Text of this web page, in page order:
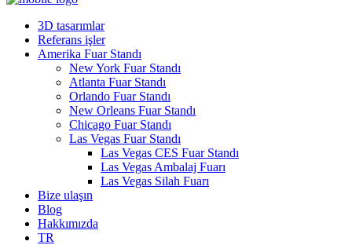
3D tasarımlar
Referans işler
Amerika Fuar Standı
New York Fuar Standı
Atlanta Fuar Standı
Orlando Fuar Standı
New Orleans Fuar Standı
Chicago Fuar Standı
Las Vegas Fuar Standı
Las Vegas CES Fuar Standı
Las Vegas Ambalaj Fuarı
Las Vegas Silah Fuarı
Bize ulaşın
Blog
Hakkımızda
TR